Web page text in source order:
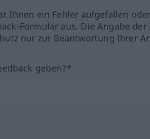
Ihnen ein Fehler aufgefallen
Formular aus. Die Angabe
nur zur Beantwortung Ihrer
geben?*